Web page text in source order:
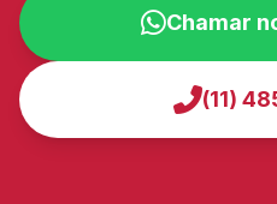
Chamar
(11)